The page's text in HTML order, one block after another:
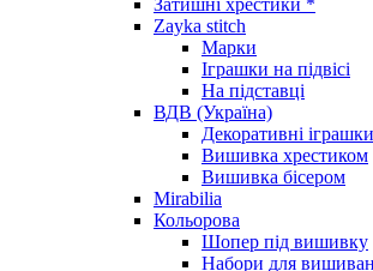
Zayka stitch
Марки
Іграшки на підвісі
На підставці
ВДВ (Україна)
Декоративні іграшки
Вишивка хрестиком
Вишивка бісером
Mirabilia
Кольорова
Шопер під вишивку
Набори для